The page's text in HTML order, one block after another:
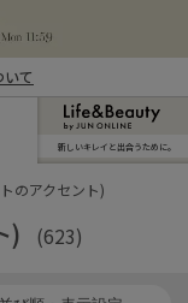
て
新しいキレイと出合うために。
のアクセント)
) (623)